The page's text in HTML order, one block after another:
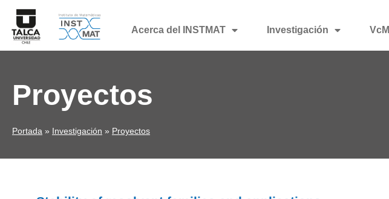
Acerca del INSTMAT
Investigación VcM
Proyectos
Portada » Investigación » Proyectos